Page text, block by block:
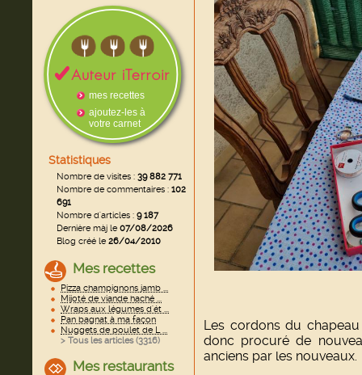
mes recettes
ajoutez-les à
votre carnet
Statistiques
Nombre de visites : 39 882 771
Nombre de commentaires : 102
691
Nombre d'articles : 9 187
Dernière màj le07/08/2026
Blog créé le26/04/2010
Mes recettes
Pizza champignons jamb ...
Mijoté de viande haché ...
Wraps aux légumes d'ét ...
Pan bagnat à ma façon
Nuggets de poulet de L ...
> Tous les articles (3316)
Mes restaurants
Les cordons du
donc procuré de
anciens par les nouveaux.